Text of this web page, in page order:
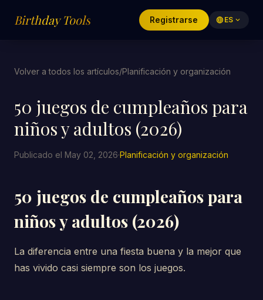
Birthday Tools Registrarse language ES expand_more
Volver a todos los artículos/Planificación y organización
50 juegos de cumpleaños para
niños y adultos (2026)
Publicado el May 02, 2026·Planificación y organización
50 juegos de cumpleaños para
niños y adultos (2026)
La diferencia entre una fiesta buena y la mejor que
has vivido casi siempre son los juegos.